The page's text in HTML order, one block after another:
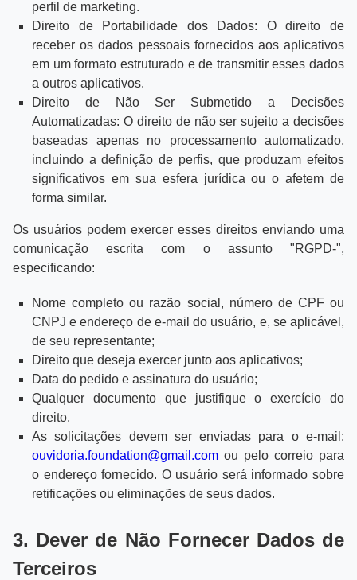
perfil de marketing.
Direito de Portabilidade dos Dados: O direito de
receber os dados pessoais fornecidos aos aplicativos
em um formato estruturado e de transmitir esses dados
a outros aplicativos.
Direito de Não Ser Submetido a Decisões
Automatizadas: O direito de não ser sujeito a decisões
baseadas apenas no processamento automatizado,
incluindo a definição de perfis, que produzam efeitos
significativos em sua esfera jurídica ou o afetem de
forma similar.
Os usuários podem exercer esses direitos enviando uma
comunicação escrita com o assunto "RGPD-",
especificando:
Nome completo ou razão social, número de CPF ou
CNPJ e endereço de e-mail do usuário, e, se aplicável,
de seu representante;
Direito que deseja exercer junto aos aplicativos;
Data do pedido e assinatura do usuário;
Qualquer documento que justifique o exercício do
direito.
As solicitações devem ser enviadas para o e-mail:
ouvidoria.foundation@gmail.com ou pelo correio para
o endereço fornecido. O usuário será informado sobre
retificações ou eliminações de seus dados.
3. Dever de Não Fornecer Dados de
Terceiros